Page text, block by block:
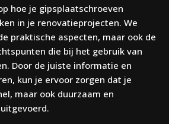
hoe je gipsplaatschroeven
in je renovatieprojecten. We
praktische aspecten, maar ook de
die bij het gebruik van
Door de juiste informatie en
kun je ervoor zorgen dat je
maar ook duurzaam en